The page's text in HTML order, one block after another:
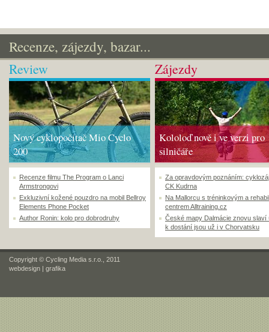
Recenze, zájezdy, bazar...
Review
Nový cyklopočítač Mio Cyclo
200
Recenze filmu The Program o Lanci
Armstrongovi
Exkluzivní kožené pouzdro na mobil Bellroy
Elements Phone Pocket
Author Ronin: kolo pro dobrodruhy
Zájezdy
Kololoď nově i ve verzi pro
silničáře
Za opravdovým poznáním:
CK Kudrna
Na Mallorcu s tréninkovým a
centrem Alltraining.cz
České mapy Dalmácie znovu slaví
k dostání jsou už i v Chorvatsku
Copyright © Cycling Media s.r.o., 2011
webdesign | grafika